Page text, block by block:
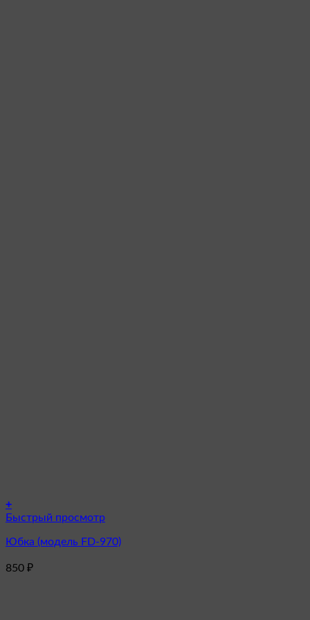
+
Этот
имеет
вариаций.
Быстрый просмотр
Юбка (модель FD-970)
850 ₽